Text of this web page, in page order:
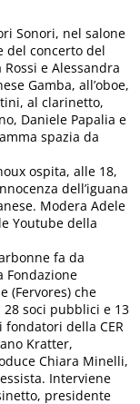
Sonori, nel salone
del concerto del
e Alessandra
Gamba, all’oboe,
al clarinetto,
Daniele Papalia e
spazia da
ospita, alle 18,
dell’iguana
Modera Adele
Youtube della
fa da
Fondazione
(Fervores) che
soci pubblici e 13
fondatori della CER
Kratter,
Chiara Minelli,
Interviene
presidente